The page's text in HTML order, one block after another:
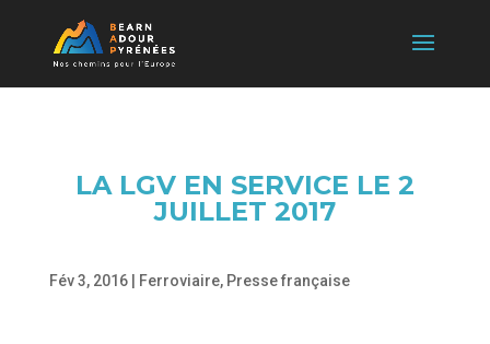
LA LGV EN SERVICE LE 2
JUILLET 2017
Fév 3, 2016| Ferroviaire, Presse française